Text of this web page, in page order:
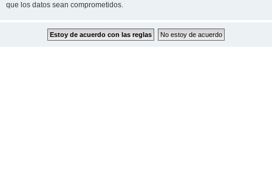
que los datos sean comprometidos.